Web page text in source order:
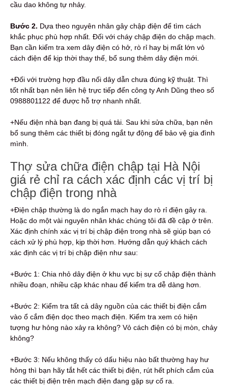
cầu dao không tự nhảy.
Bước 2. Dựa theo nguyên nhân gây chập điện để tìm cách
khắc phục phù hợp nhất. Đối với cháy chập điện do chập mạch.
Bạn cần kiểm tra xem dây điện có hở, rò rỉ hay bị mất lớn vỏ
cách điện để kịp thời thay thế, bổ sung thêm dây điện mới.
+Đối với trường hợp đầu nối dây dẫn chưa đúng kỹ thuật. Thì
tốt nhất bạn nên liên hệ trực tiếp đến công ty Anh Dũng theo số
0988801122 để được hỗ trợ nhanh nhất.
+Nếu điện nhà bạn đang bị quá tải. Sau khi sửa chữa, bạn nên
bổ sung thêm các thiết bị đóng ngắt tự động để bảo vệ gia đình
mình.
Thợ sửa chữa điện chập tại Hà Nội
giá rẻ chỉ ra cách xác định các vị trí bị
chập điện trong nhà
+Điện chập thường là do ngắn mạch hay do rò rỉ điện gây ra.
Hoặc do một vài nguyên nhân khác chúng tôi đã đề cập ở trên.
Xác định chính xác vị trí bị chập điện trong nhà sẽ giúp bạn có
cách xử lý phù hợp, kịp thời hơn. Hướng dẫn quý khách cách
xác định các vị trí bị chập điện như sau:
+Bước 1: Chia nhỏ dây điện ở khu vực bị sự cố chập điện thành
nhiều đoạn, nhiều cặp khác nhau để kiểm tra dễ dàng hơn.
+Bước 2: Kiểm tra tất cả dây nguồn của các thiết bị điện cắm
vào ổ cắm điện dọc theo mạch điện. Kiểm tra xem có hiện
tượng hư hỏng nào xảy ra không? Vỏ cách điện có bị mòn, chảy
không?
+Bước 3: Nếu không thấy có dấu hiệu nào bất thường hay hư
hỏng thì bạn hãy tắt hết các thiết bị điện, rút hết phích cắm của
các thiết bị điện trên mạch điện đang gặp sự cố ra.